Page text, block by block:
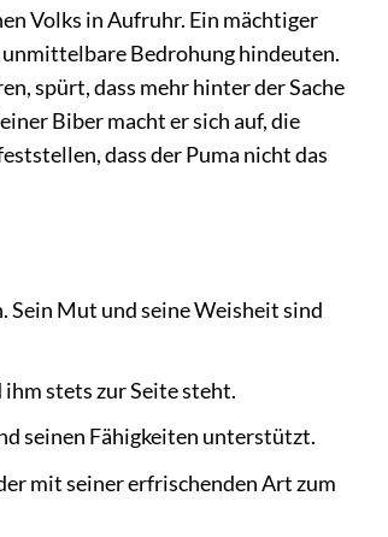
Volks in Aufruhr. Ein mächtiger
unmittelbare Bedrohung hindeuten.
spürt, dass mehr hinter der Sache
Biber macht er sich auf, die
dass der Puma nicht das
Sein Mut und seine Weisheit sind
stets zur Seite steht.
seinen Fähigkeiten unterstützt.
mit seiner erfrischenden Art zum